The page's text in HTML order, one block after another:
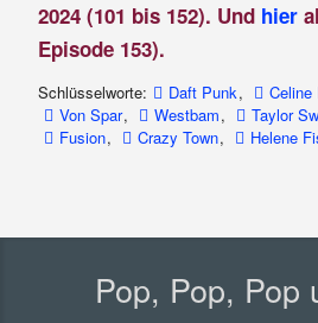
2024 (101 bis 152). Und hier
Episode 153).
Schlüsselworte: Daft Punk, Celine
Von Spar, Westbam, Taylor
Fusion, Crazy Town, Helene
Pop, Pop, Pop